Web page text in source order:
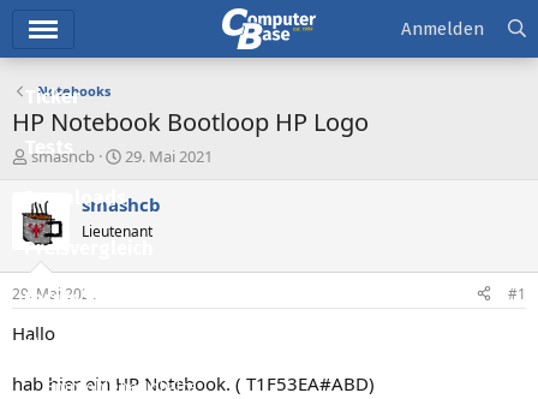
Ticker
Tests
Downloads
Preisvergleich
Forum
Aktuelles
Empfohlene Inhalte
Anmelden
Notebooks
HP Notebook Bootloop HP Logo
E
s
t
e
e
r
smashcb
E
s
e
t
29. Mai 2021
smashcb
Lieutenant
29. Mai 2021 #1
Hallo
hab hier ein HP Notebook. ( T1F53EA#ABD)